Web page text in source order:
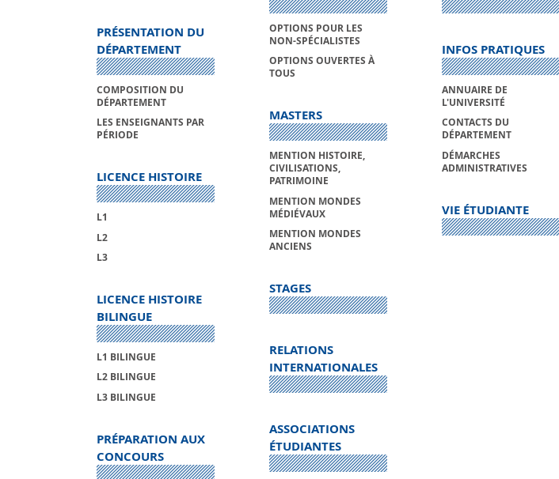
PRÉSENTATION DU
DÉPARTEMENT
COMPOSITION DU
DÉPARTEMENT
LES ENSEIGNANTS PAR
PÉRIODE
LICENCE HISTOIRE
L1
L2
L3
LICENCE HISTOIRE
BILINGUE
L1 BILINGUE
L2 BILINGUE
L3 BILINGUE
PRÉPARATION AUX
CONCOURS
OPTIONS POUR LES
NON-SPÉCIALISTES
OPTIONS OUVERTES À
TOUS
MASTERS
MENTION HISTOIRE,
CIVILISATIONS,
PATRIMOINE
MENTION MONDES
MÉDIÉVAUX
MENTION MONDES
ANCIENS
STAGES
RELATIONS
INTERNATIONALES
ASSOCIATIONS
ÉTUDIANTES
INFOS PRATIQUES
ANNUAIRE DE
L'UNIVERSITÉ
CONTACTS DU
DÉPARTEMENT
DÉMARCHES
ADMINISTRATIVES
VIE ÉTUDIANTE